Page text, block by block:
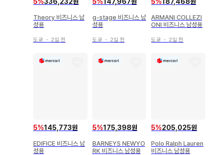
Theory 비즈니스 남
성용
도쿄 ・ 2일 전
g-stage 비즈니스 남
성용
도쿄 ・ 2일 전
ARMANI COLLEZI
ONI 비즈니스 남성용
도쿄 ・ 2일 전
5%145,773원
EDIFICE 비즈니스 남
성용
5%175,398원
BARNEYS NEWYO
RK 비즈니스 남성용
5%205,025원
Polo Ralph Lauren
비즈니스 남성용